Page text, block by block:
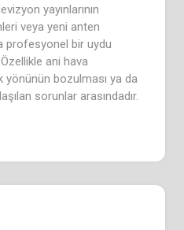
yayınlarının
veya yeni anten
profesyonel bir uydu
ani hava
yönünün bozulması ya da
sorunlar arasındadır.